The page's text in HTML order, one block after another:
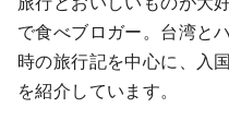
で食べブロガー。台湾と
時の旅行記を中心に、入
を紹介しています。